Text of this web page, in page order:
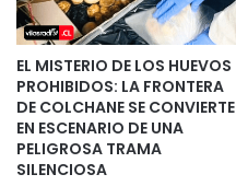
EL MISTERIO DE LOS HUEVOS
PROHIBIDOS: LA FRONTERA
DE COLCHANE SE CONVIERTE
EN ESCENARIO DE UNA
PELIGROSA TRAMA
SILENCIOSA